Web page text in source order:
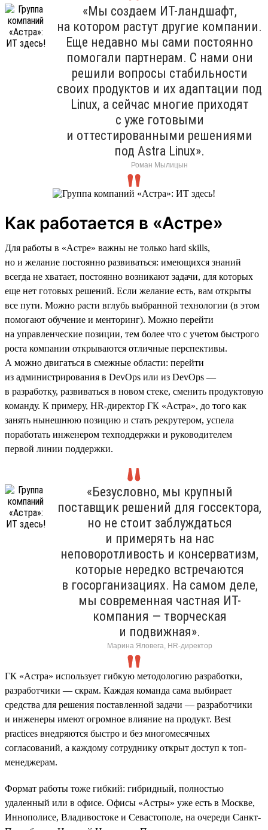
«Мы создаем ИТ-ландшафт,
на котором растут другие компании.
Еще недавно мы сами постоянно
помогали партнерам. С нами они
решили вопросы стабильности
своих продуктов и их адаптации под
Linux, а сейчас многие приходят
с уже готовыми
и оттестированными решениями
под Astra Linux».
Роман Мылицын
Как работается в «Астре»
Для работы в «Астре» важны не только hard skills,
но и желание постоянно развиваться: имеющихся знаний
всегда не хватает, постоянно возникают задачи, для которых
еще нет готовых решений. Если желание есть, вам открыты
все пути. Можно расти вглубь выбранной технологии (в этом
помогают обучение и менторинг). Можно перейти
на управленческие позиции, тем более что с учетом быстрого
роста компании открываются отличные перспективы.
А можно двигаться в смежные области: перейти
из администрирования в DevOps или из DevOps —
в разработку, развиваться в новом стеке, сменить продуктовую
команду. К примеру, HR-директор ГК «Астра», до того как
занять нынешнюю позицию и стать рекрутером, успела
поработать инженером техподдержки и руководителем
первой линии поддержки.
«Безусловно, мы крупный
поставщик решений для госсектора,
но не стоит заблуждаться
и примерять на нас
неповоротливость и консерватизм,
которые нередко встречаются
в госорганизациях. На самом деле,
мы современная частная ИТ-
компания — творческая
и подвижная».
Марина Яловега, HR-директор
ГК «Астра» использует гибкую методологию разработки,
разработчики — скрам. Каждая команда сама выбирает
средства для решения поставленной задачи — разработчики
и инженеры имеют огромное влияние на продукт. Best
practices внедряются быстро и без многомесячных
согласований, а каждому сотруднику открыт доступ к топ-
менеджерам.
Формат работы тоже гибкий: гибридный, полностью
удаленный или в офисе. Офисы «Астры» уже есть в Москве,
Иннополисе, Владивостоке и Севастополе, на очереди Санкт-